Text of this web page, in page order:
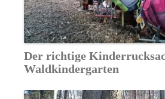
Der richtige
Waldkindergarten